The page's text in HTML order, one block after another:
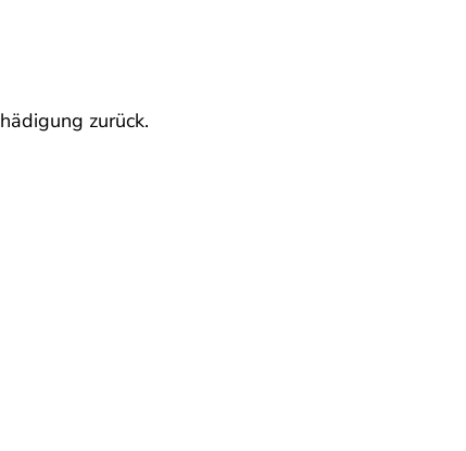
zurück.